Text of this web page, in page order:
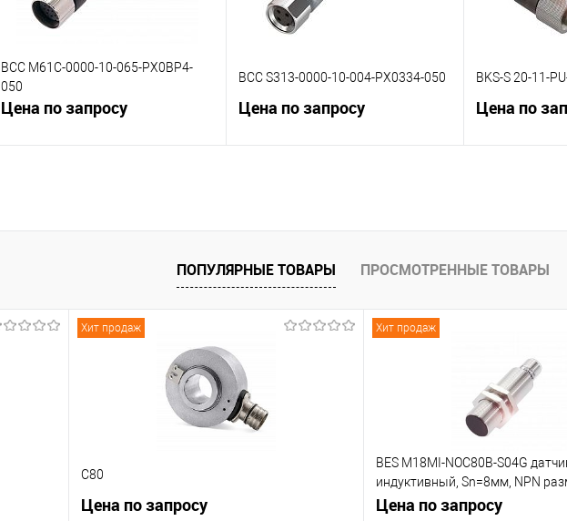
BCC M61C-0000-10-065-PX0BP4-
050
Цена по запросу
BCC S313-0000-10-004-PX0334-050
Цена по запросу
BKS-S 20-11-
Цена по
ПОПУЛЯРНЫЕ ТОВАРЫ ПРОСМОТРЕННЫЕ ТОВАРЫ
Хит продаж
C80
Цена по запросу
Хит продаж
BES M18MI-NOC80B-S04G
индуктивный, Sn=8мм, NPN
контакт (NC)
Цена по запросу